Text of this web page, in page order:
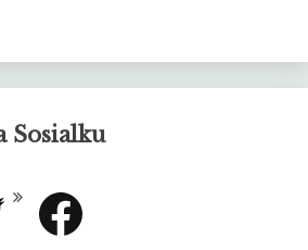
Sosialku
Facebook